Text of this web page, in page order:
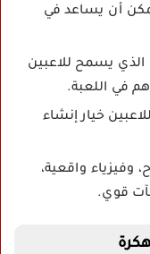
أكثر من 50 عنصر يمكن أن يساعد في
الذي يسمح للاعبين
في اللعبة.
خيار إنشاء
وفيزياء واقعية،
قوي.